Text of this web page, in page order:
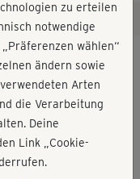
zu erteilen
notwendige
wählen“
ändern sowie
Arten
die Verarbeitung
Deine
Link „Cookie-